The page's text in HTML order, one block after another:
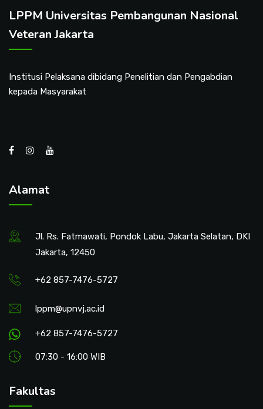
LPPM Universitas Pembangunan Nasional
Veteran Jakarta
Institusi Pelaksana dibidang Penelitian dan Pengabdian
kepada Masyarakat
Alamat
Jl. Rs. Fatmawati, Pondok Labu, Jakarta Selatan, DKI
Jakarta, 12450
+62 857-7476-5727
lppm@upnvj.ac.id
+62 857-7476-5727
07:30 - 16:00 WIB
Fakultas